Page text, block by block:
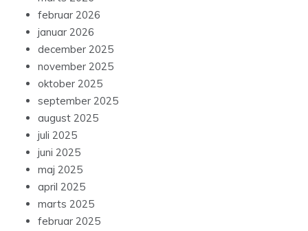
februar 2026
januar 2026
december 2025
november 2025
oktober 2025
september 2025
august 2025
juli 2025
juni 2025
maj 2025
april 2025
marts 2025
februar 2025